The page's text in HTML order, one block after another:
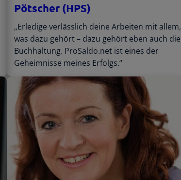
Pötscher (HPS)
„Erledige verlässlich deine Arbeiten mit allem,
was dazu gehört – dazu gehört eben auch die
Buchhaltung. ProSaldo.net ist eines der
Geheimnisse meines Erfolgs.“